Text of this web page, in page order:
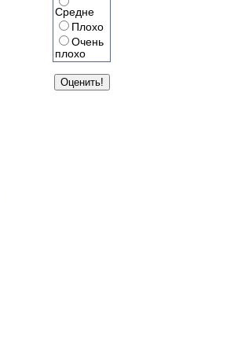
Средне
Плохо
Очень
плохо